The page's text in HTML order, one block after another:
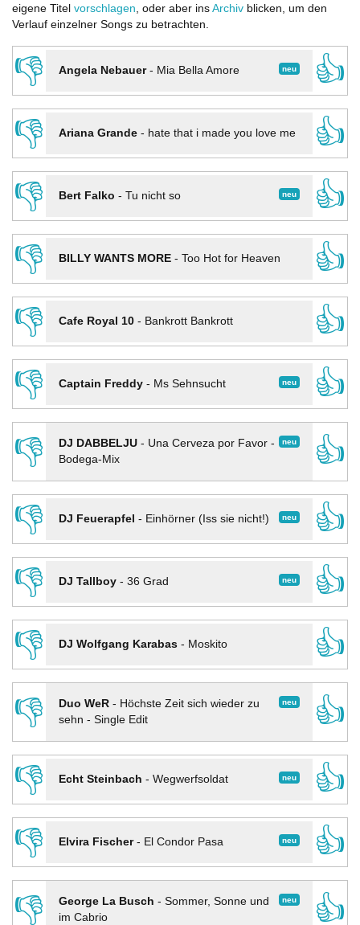
eigene Titel vorschlagen, oder aber ins Archiv blicken, um den
Verlauf einzelner Songs zu betrachten.
👎 neu
Angela Nebauer- Mia Bella Amore
👍
👎
Ariana Grande- hate that i made you love me
👍
👎
neu
Bert Falko - Tu nicht so
👍
👎
BILLY WANTS MORE- Too Hot for Heaven
👍
👎
Cafe Royal 10- Bankrott Bankrott
👍
👎
neu
Captain Freddy- Ms Sehnsucht
👍
👎
neu
DJ DABBELJU- Una Cerveza por Favor -
Bodega-Mix
👍
👎
neu
DJ Feuerapfel - Einhörner (Iss sie nicht!)
👍
👎
neu
DJ Tallboy- 36 Grad
👍
👎
DJ Wolfgang Karabas- Moskito
👍
👎
neu
Duo WeR- Höchste Zeit sich wieder zu
sehn - Single Edit
👍
👎
neu
Echt Steinbach - Wegwerfsoldat
👍
👎
neu
Elvira Fischer- El Condor Pasa
👍
👎
neu
George La Busch - Sommer, Sonne und
im Cabrio
👍